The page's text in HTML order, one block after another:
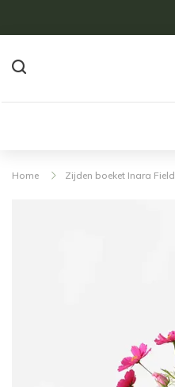
Home Zijden boeket Inara Field